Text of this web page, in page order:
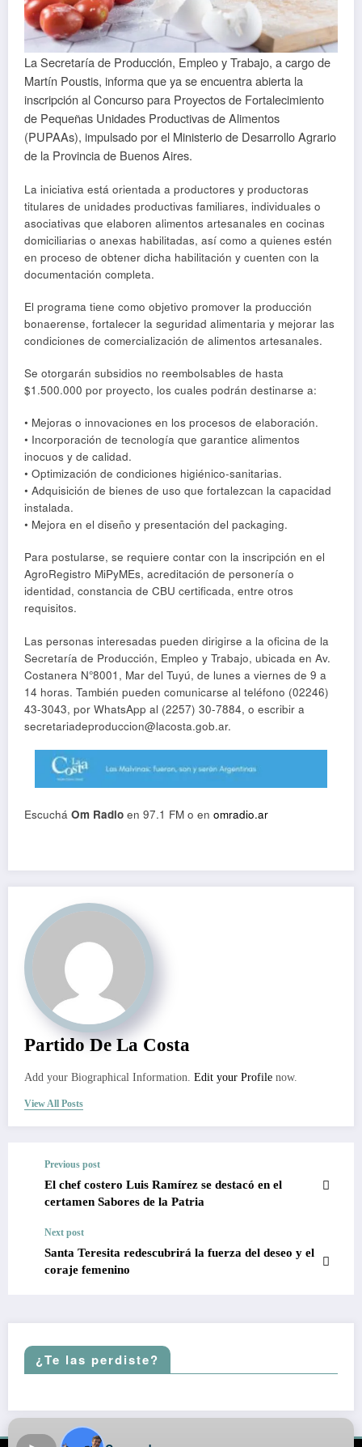
La Secretaría de Producción, Empleo y Trabajo, a cargo de
Martín Poustis, informa que ya se encuentra abierta la
inscripción al Concurso para Proyectos de Fortalecimiento
de Pequeñas Unidades Productivas de Alimentos
(PUPAAs), impulsado por el Ministerio de Desarrollo Agrario
de la Provincia de Buenos Aires.
La iniciativa está orientada a productores y productoras
titulares de unidades productivas familiares, individuales o
asociativas que elaboren alimentos artesanales en cocinas
domiciliarias o anexas habilitadas, así como a quienes estén
en proceso de obtener dicha habilitación y cuenten con la
documentación completa.
El programa tiene como objetivo promover la producción
bonaerense, fortalecer la seguridad alimentaria y mejorar las
condiciones de comercialización de alimentos artesanales.
Se otorgarán subsidios no reembolsables de hasta
$1.500.000 por proyecto, los cuales podrán destinarse a:
• Mejoras o innovaciones en los procesos de elaboración.
• Incorporación de tecnología que garantice alimentos
inocuos y de calidad.
• Optimización de condiciones higiénico-sanitarias.
• Adquisición de bienes de uso que fortalezcan la capacidad
instalada.
• Mejora en el diseño y presentación del packaging.
Para postularse, se requiere contar con la inscripción en el
AgroRegistro MiPyMEs, acreditación de personería o
identidad, constancia de CBU certificada, entre otros
requisitos.
Las personas interesadas pueden dirigirse a la oficina de la
Secretaría de Producción, Empleo y Trabajo, ubicada en Av.
Costanera N°8001, Mar del Tuyú, de lunes a viernes de 9 a
14 horas. También pueden comunicarse al teléfono (02246)
43-3043, por WhatsApp al (2257) 30-7884, o escribir a
secretariadeproduccion@lacosta.gob.ar.
Escuchá Om Radio en 97.1 FM o en omradio.ar
Partido De La Costa
Add your Biographical Information. Edit your Profile now.
View All Posts
Previous post
El chef costero Luis Ramírez se destacó en el
certamen Sabores de la Patria
Next post
Santa Teresita redescubrirá la fuerza del deseo y el
coraje femenino
¿Te las perdiste?